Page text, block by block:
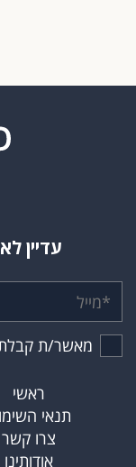
עדיין
מאשר/ת קבלת
ראשי
תנאי
צרו קשר
אודותינו